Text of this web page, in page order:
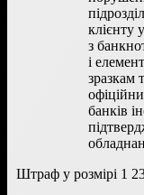
клієнту
з
і
зразкам
банків
Штраф у розмірі 1